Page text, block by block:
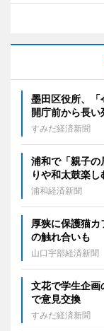
墨田区役所、
開庁前から長い
すみだ経済新聞
浦和で「親子
りや和太鼓楽し
浦和経済新聞
厚狭に保護猫
の触れ合いも
山口宇部経済新聞
文花で学生企
で意見交換
すみだ経済新聞